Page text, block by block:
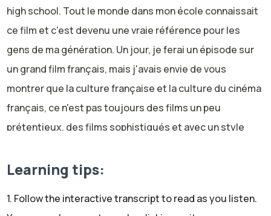
high school. Tout le monde dans mon école connaissait
ce film et c'est devenu une vraie référence pour les
gens de ma génération. Un jour, je ferai un épisode sur
un grand film français, mais j'avais envie de vous
montrer que la culture française et la culture du cinéma
français, ce n'est pas toujours des films un peu
prétentieux, des films sophistiqués et avec un style
film est en effet une comédie et je voulais vous montrer
cérébral.
Learning tips:
1. Follow the interactive transcript to read as you listen.